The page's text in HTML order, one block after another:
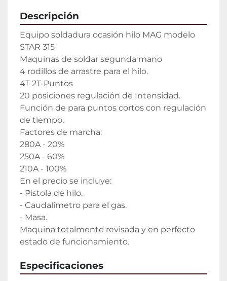
Descripción
Equipo soldadura ocasión hilo MAG modelo
STAR 315
Maquinas de soldar segunda mano
4 rodillos de arrastre para el hilo.
4T-2T-Puntos
20 posiciones regulación de Intensidad.
Función de para puntos cortos con regulación
de tiempo.
Factores de marcha:
280A - 20%
250A - 60%
210A - 100%
En el precio se incluye:
- Pistola de hilo.
- Caudalímetro para el gas.
- Masa.
Maquina totalmente revisada y en perfecto
estado de funcionamiento.
Especificaciones